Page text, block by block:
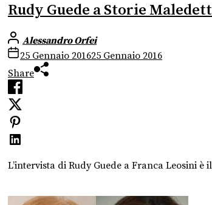
Rudy Guede a Storie
Alessandro Orfei
25 Gennaio 201625 Gennaio 2016
Share
L’intervista di Rudy Guede a Franca Leosini